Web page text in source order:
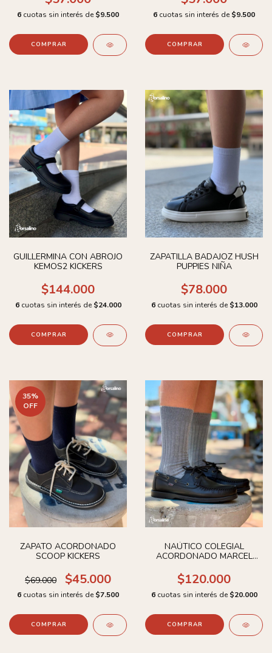
6 cuotas sin interés de $9.500
COMPRAR
6 cuotas sin interés de $9.500
COMPRAR
GUILLERMINA CON ABROJO
KEMOS2 KICKERS
$144.000
6 cuotas sin interés de $24.000
COMPRAR
ZAPATILLA BADAJOZ HUSH
PUPPIES NIÑA
$78.000
6 cuotas sin interés de $13.000
COMPRAR
35%
OFF
ZAPATO ACORDONADO
SCOOP KICKERS
$69.000 $45.000
6 cuotas sin interés de $7.500
COMPRAR
NAÚTICO COLEGIAL
ACORDONADO MARCEL
$120.000
6 cuotas sin interés de $20.000
COMPRAR